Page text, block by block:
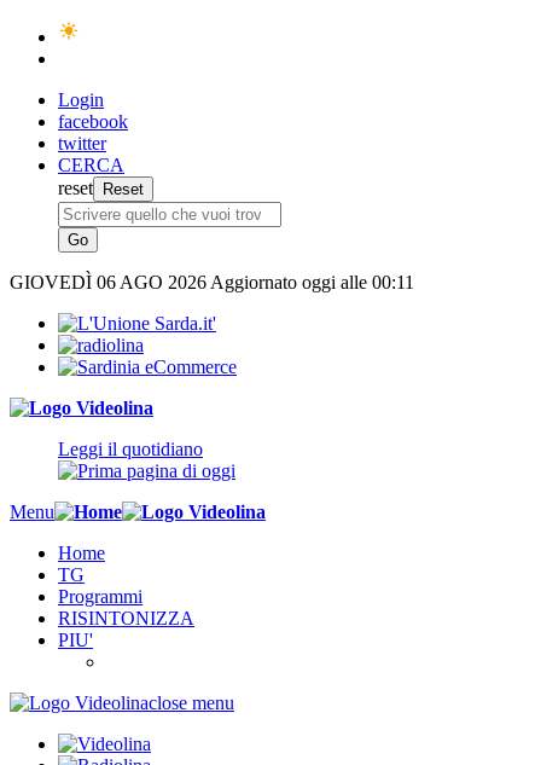
Login
facebook
twitter
CERCA
reset
GIOVEDÌ 06 AGO 2026 Aggiornato oggi alle 00:11
Leggi il quotidiano
Menu
Home
TG
Programmi
RISINTONIZZA
PIU'
close menu